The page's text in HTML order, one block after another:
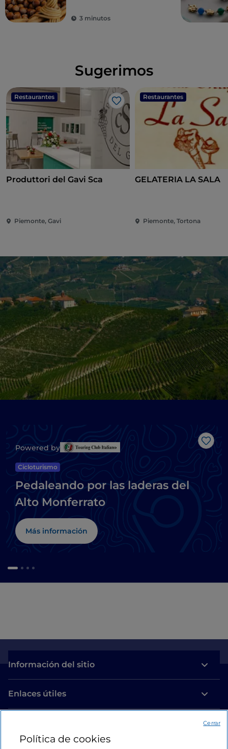
3 minutos
Sugerimos
Restaurantes
Me gusta
Produttori del Gavi Sca
Piemonte, Gavi
Restaurantes
GELATERIA LA SALA
Piemonte, Tortona
Me
Powered by
Cicloturismo
Pedaleando por las laderas del
Alto Monferrato
Más información
Información del sitio
Enlaces útiles
Estamos en contacto
Política de cookies
Cerrar